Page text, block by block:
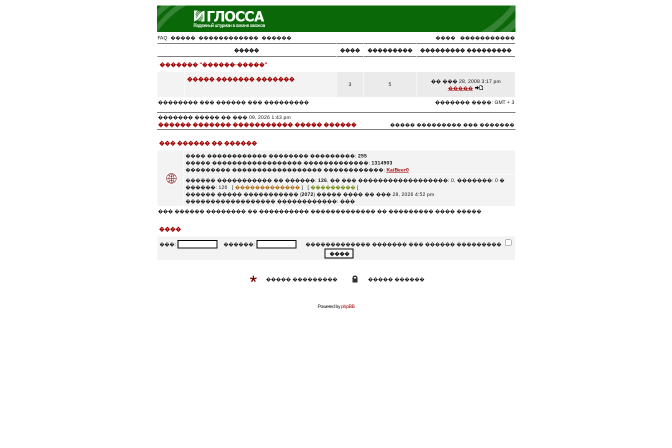
FAQ ����� ������������ ������ ���� �����������
����� ���� ��������� ��������� ���������
������� "������-�����"
����� ������� �������
3 5
�� ��� 28, 2008 3:17 pm
�����
�������� ��� ������ ��� ��������� ������� ����: GMT + 3
������� ����� �� ��� 09, 2026 1:43 pm
������ ������� ����������� ����� ������ ����� ��������� ��� �������
��� ������ �� ������
���� ������������ �������� ���������: 255
����� ������������������ �������������: 1314903
��������� ������������������ ������������: KaiBeer0
������ ����������� �� ������: 126, �� ��� ������������������: 0, �������: 0 �
������: 126 [ �������������] [ ���������]
������ ����� ����������� (2072) ����� ���� �� ��� 28, 2026 4:52 pm
������������������ ������������: ���
��� ������ �������� �� ���������� ������������� �� ��������� ���� �����
����
���: ������: ������������� ������� ��� ������ ���������
����� ��������� ����� ������
Powered byphpBB